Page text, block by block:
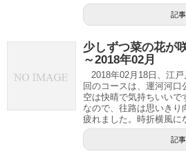
記
少しずつ菜の花が
～2018年02月
2018年02月18日、江
回のコースは、運河河口
空は快晴で気持ちいい
なので、往路は思いき
疲れました。時折横風に
記